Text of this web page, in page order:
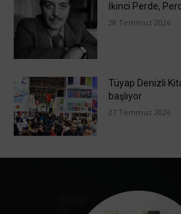
İkinci Perde,
28 Temmuz 2026
Tüyap Denizli
başlıyor
27 Temmuz 2026